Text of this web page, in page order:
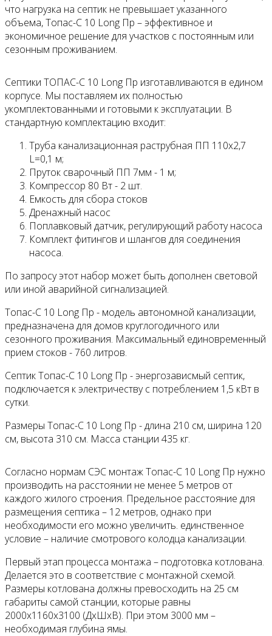
что нагрузка на септик не превышает указанного
объема, Топас-С 10 Long Пр – эффективное и
экономичное решение для участков с постоянным или
сезонным проживанием.
Септики ТОПАС-С 10 Long Пр изготавливаются в едином
корпусе. Мы поставляем их полностью
укомплектованными и готовыми к эксплуатации. В
стандартную комплектацию входит:
Труба канализационная раструбная ПП 110х2,7
L=0,1 м;
Пруток сварочный ПП 7мм - 1 м;
Компрессор 80 Вт - 2 шт.
Емкость для сбора стоков
Дренажный насос
Поплавковый датчик, регулирующий работу насоса
Комплект фитингов и шлангов для соединения
насоса.
По запросу этот набор может быть дополнен световой
или иной аварийной сигнализацией.
Топас-С 10 Long Пр - модель автономной канализации,
предназначена для домов круглогодичного или
сезонного проживания. Максимальный единовременный
прием стоков - 760 литров.
Септик Топас-С 10 Long Пр - энергозависмый септик,
подключается к электричеству с потреблением 1,5 кВт в
сутки.
Размеры Топас-С 10 Long Пр - длина 210 см, ширина 120
см, высота 310 см. Масса станции 435 кг.
Согласно нормам СЭС монтаж Топас-С 10 Long Пр нужно
производить на расстоянии не менее 5 метров от
каждого жилого строения. Предельное расстояние для
размещения септика – 12 метров, однако при
необходимости его можно увеличить. единственное
условие – наличие смотрового колодца канализации.
Первый этап процесса монтажа – подготовка котлована.
Делается это в соответствие с монтажной схемой.
Размеры котлована должны превосходить на 25 см
габариты самой станции, которые равны
2000x1160x3100 (ДxШxВ). При этом 3000 мм –
необходимая глубина ямы.